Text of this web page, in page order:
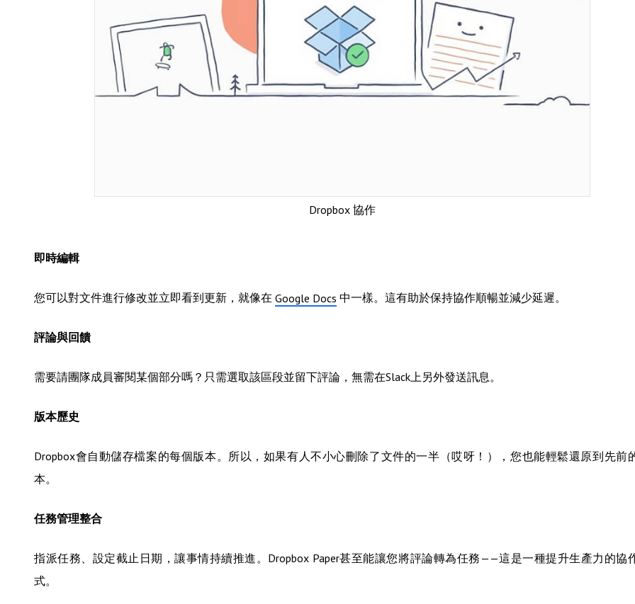
Dropbox 協作
即時編輯
您可以對文件進行修改並立即看到更新，就像在 Google Docs 中一樣。這有助於保持協作順暢並減少延遲。
評論與回饋
需要請團隊成員審閱某個部分嗎？只需選取該區段並留下評論，無需在Slack上另外發送訊息。
版本歷史
Dropbox會自動儲存檔案的每個版本。所以，如果有人不小心刪除了文件的一半（哎呀！），您也能輕鬆還原到先前
本。
任務管理整合
指派任務、設定截止日期，讓事情持續推進。Dropbox Paper甚至能讓您將評論轉為任務——這是一種提升生產力的協
式。